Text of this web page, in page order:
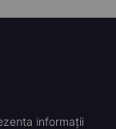
informații